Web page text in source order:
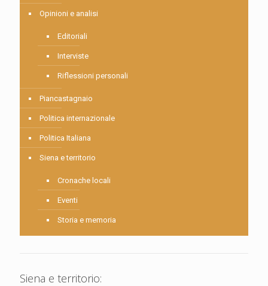
Opinioni e analisi
Editoriali
Interviste
Riflessioni personali
Piancastagnaio
Politica internazionale
Politica Italiana
Siena e territorio
Cronache locali
Eventi
Storia e memoria
Siena e territorio: